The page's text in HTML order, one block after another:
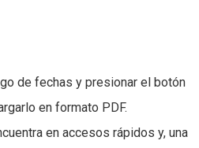
de fechas y presionar el botón
en formato PDF.
en accesos rápidos y, una